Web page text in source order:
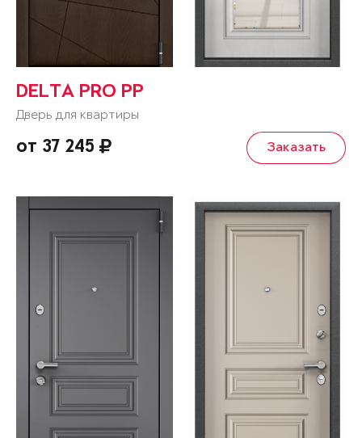
DELTA PRO PP
Дверь для квартиры
от 37 245 Заказать